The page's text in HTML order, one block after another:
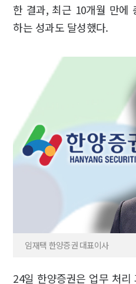
한 결과, 최근 10개월 만에
하는 성과도 달성했다.
임재택 한양증권 대표이사
24일 한양증권은 업무 처